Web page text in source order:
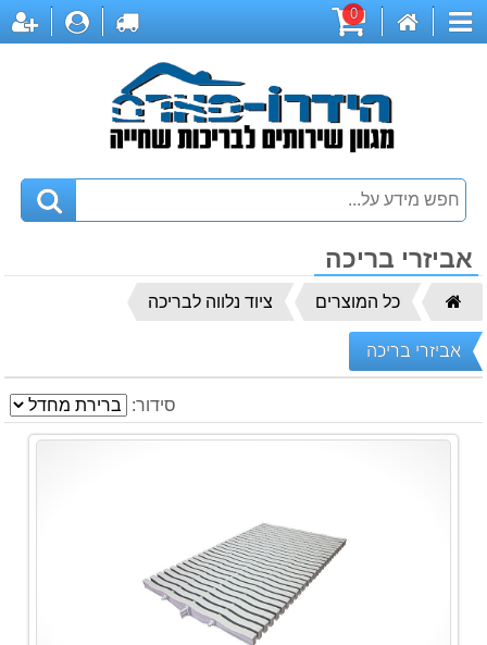
קטגוריות
0
לקופה
אביזרי בריכה
דף
הבית
כל המוצרים ציוד נלווה לבריכה
אביזרי בריכה
סידור: